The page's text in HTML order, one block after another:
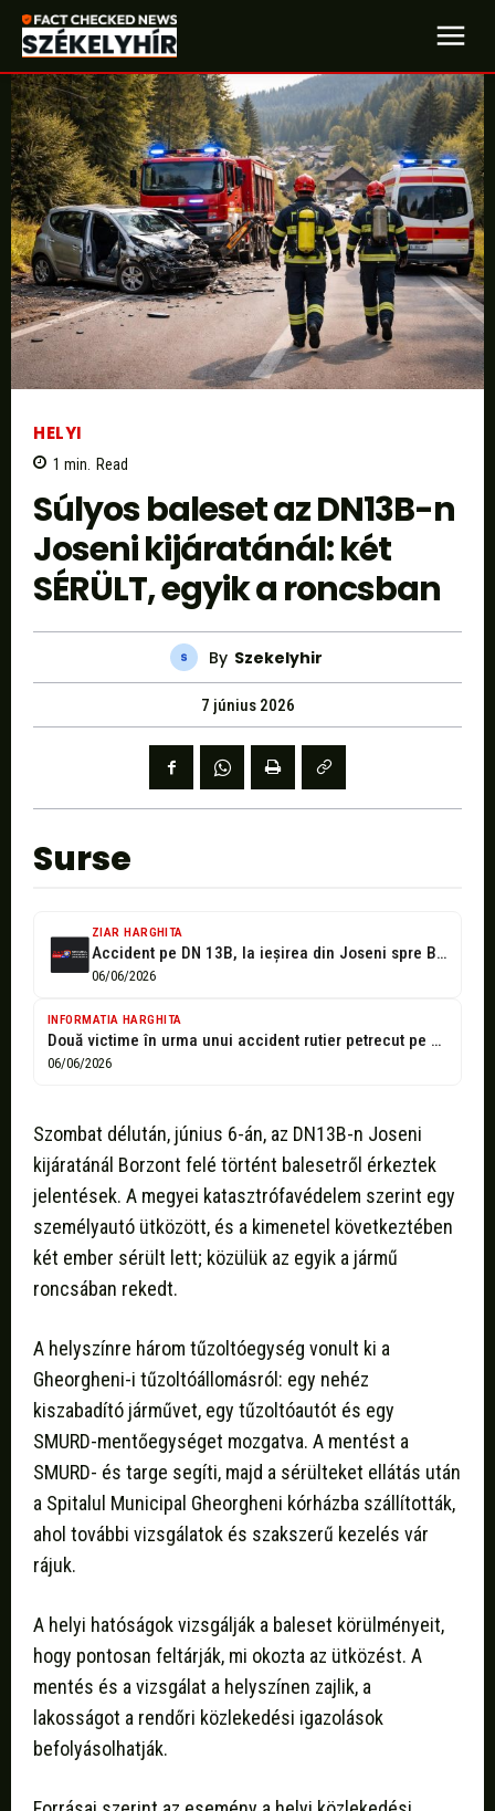
HELYI
1 min. Read
Súlyos baleset az DN13B-n
Joseni kijáratánál: két
SÉRÜLT, egyik a roncsban
By Szekelyhir
7 június 2026
Surse
ZIAR HARGHITA
Accident pe DN 13B, la ieșirea din Joseni spre Borzont. Două persoane...
06/06/2026
INFORMATIA HARGHITA
Două victime în urma unui accident rutier petrecut pe DN 13B -
06/06/2026
Szombat délután, június 6-án, az DN13B-n Joseni
kijáratánál Borzont felé történt balesetről érkeztek
jelentések. A megyei katasztrófavédelem szerint egy
személyautó ütközött, és a kimenetel következtében
két ember sérült lett; közülük az egyik a jármű
roncsában rekedt.
A helyszínre három tűzoltóegység vonult ki a
Gheorgheni-i tűzoltóállomásról: egy nehéz
kiszabadító járművet, egy tűzoltóautót és egy
SMURD-mentőegységet mozgatva. A mentést a
SMURD- és targe segíti, majd a sérülteket ellátás után
a Spitalul Municipal Gheorgheni kórházba szállították,
ahol további vizsgálatok és szakszerű kezelés vár
rájuk.
A helyi hatóságok vizsgálják a baleset körülményeit,
hogy pontosan feltárják, mi okozta az ütközést. A
mentés és a vizsgálat a helyszínen zajlik, a
lakosságot a rendőri közlekedési igazolások
befolyásolhatják.